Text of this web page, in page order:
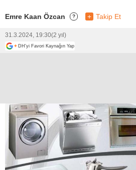
Emre Kaan Özcan ? + Takip Et
31.3.2024, 19:30(2 yıl)
+ DH'yi Favori Kaynağın Yap